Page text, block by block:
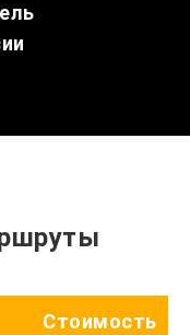
Стоимость